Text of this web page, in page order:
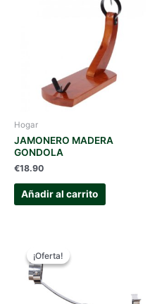
Hogar
JAMONERO MADERA
GONDOLA
€18.90
Añadir al carrito
¡Oferta!
¡Oferta!